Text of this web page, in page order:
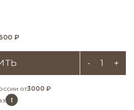
₽
- +
от3000 ₽
!